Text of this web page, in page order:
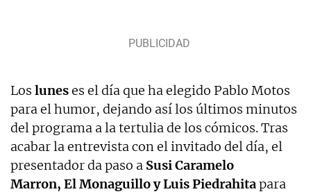
Los luneses el día que ha elegido Pablo Motos
para el humor, dejando así los últimos minutos
del programa a la tertulia de los cómicos. Tras
acabar la entrevista con el invitado del día, el
presentador da paso a Susi Caramelo
Marron, El Monaguillo y Luis Piedrahitapara